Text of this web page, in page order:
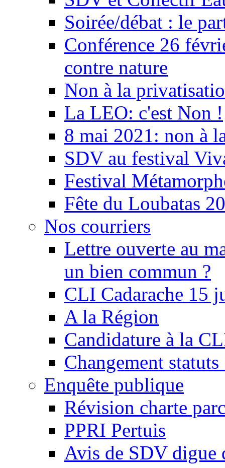
Soirée/débat : le
Conférence 26
contre nature
Non à la
La LEO: c'est Non !
8 mai 2021: non à
SDV au festival
Festival
Fête du Loubatas
Nos courriers
Lettre ouverte au
un bien commun ?
CLI Cadarache 15
A la Région
Candidature à la
Changement
Enquête publique
Révision charte
PPRI Pertuis
Avis de SDV digue